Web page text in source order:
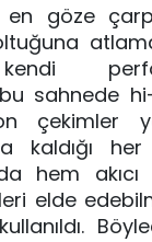
en göze
sahnede
çekimler
kaldığı
hem
elde